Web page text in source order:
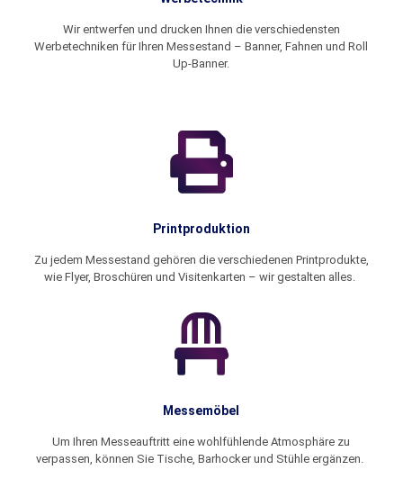
Wir entwerfen und drucken Ihnen die verschiedensten
Werbetechniken für Ihren Messestand – Banner, Fahnen und Roll
Up-Banner.
Printproduktion
Zu jedem Messestand gehören die verschiedenen Printprodukte,
wie Flyer, Broschüren und Visitenkarten – wir gestalten alles.
Messemöbel
Um Ihren Messeauftritt eine wohlfühlende Atmosphäre zu
verpassen, können Sie Tische, Barhocker und Stühle ergänzen.